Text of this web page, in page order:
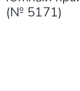
(№ 5171)